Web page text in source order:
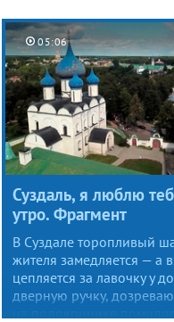
05:06
Суздаль, я люблю
утро. Фрагмент
В Суздале торопливый
жителя замедляется — а
цепляется за лавочку у
дверную ручку,